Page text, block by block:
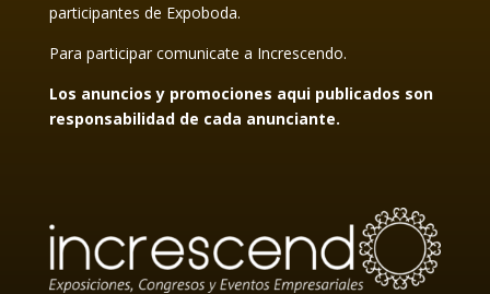
participantes de Expoboda.
Para participar comunicate a Increscendo.
Los anuncios y promociones aqui publicados son
responsabilidad de cada anunciante.